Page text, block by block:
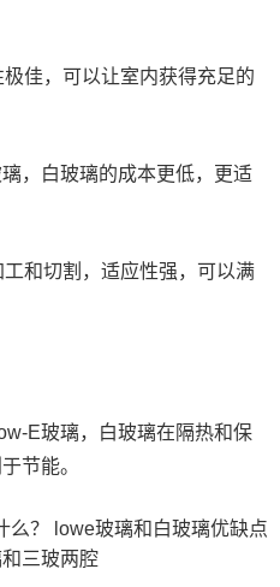
佳，可以让室内获得充足的
，白玻璃的成本更低，更适
和切割，适应性强，可以满
E玻璃，白玻璃在隔热和保
节能。